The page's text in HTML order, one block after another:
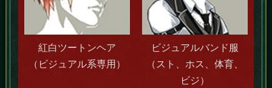
紅白ツートンヘア
（ビジュアル系専用）
ビジュアルバンド服
（スト、ホス、体育、
ビジ）